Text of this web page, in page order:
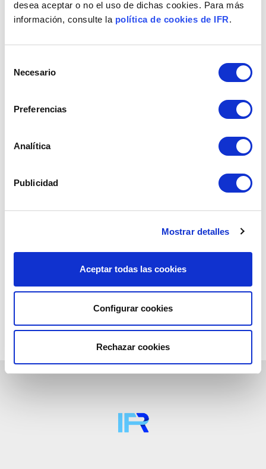
desea aceptar o no el uso de dichas cookies. Para más
información, consulte la política de cookies de IFR.
Necesario
Preferencias
Analítica
Publicidad
Mostrar detalles
Aceptar todas las cookies
Configurar cookies
Rechazar cookies
8 BOOKS TO BECOME A LEADER.
Newsletter
The subscriber's email address.